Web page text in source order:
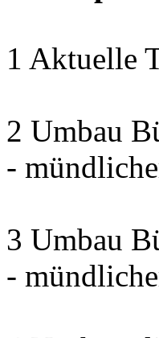
1 Aktuelle
2 Umbau
-
3 Umbau
-